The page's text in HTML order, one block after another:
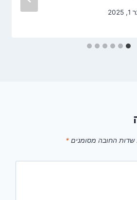
שדות החובה מסומנים *